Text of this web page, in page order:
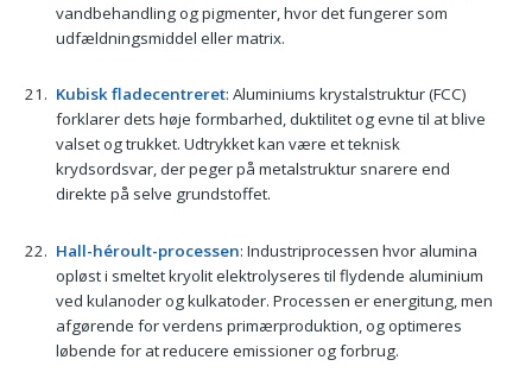
vandbehandling og pigmenter, hvor det fungerer som
udfældningsmiddel eller matrix.
Kubisk fladecentreret: Aluminiums krystalstruktur (FCC)
forklarer dets høje formbarhed, duktilitet og evne til at blive
valset og trukket. Udtrykket kan være et teknisk
krydsordsvar, der peger på metalstruktur snarere end
direkte på selve grundstoffet.
Hall-héroult-processen: Industriprocessen hvor alumina
opløst i smeltet kryolit elektrolyseres til flydende aluminium
ved kulanoder og kulkatoder. Processen er energitung, men
afgørende for verdens primærproduktion, og optimeres
løbende for at reducere emissioner og forbrug.